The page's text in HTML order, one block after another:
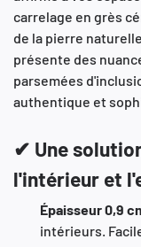
carrelage en grès
de la pierre
présente des
parsemées
authentique et
✔ Une
l'intérieur et
Épaisseur 0,9
intérieurs.